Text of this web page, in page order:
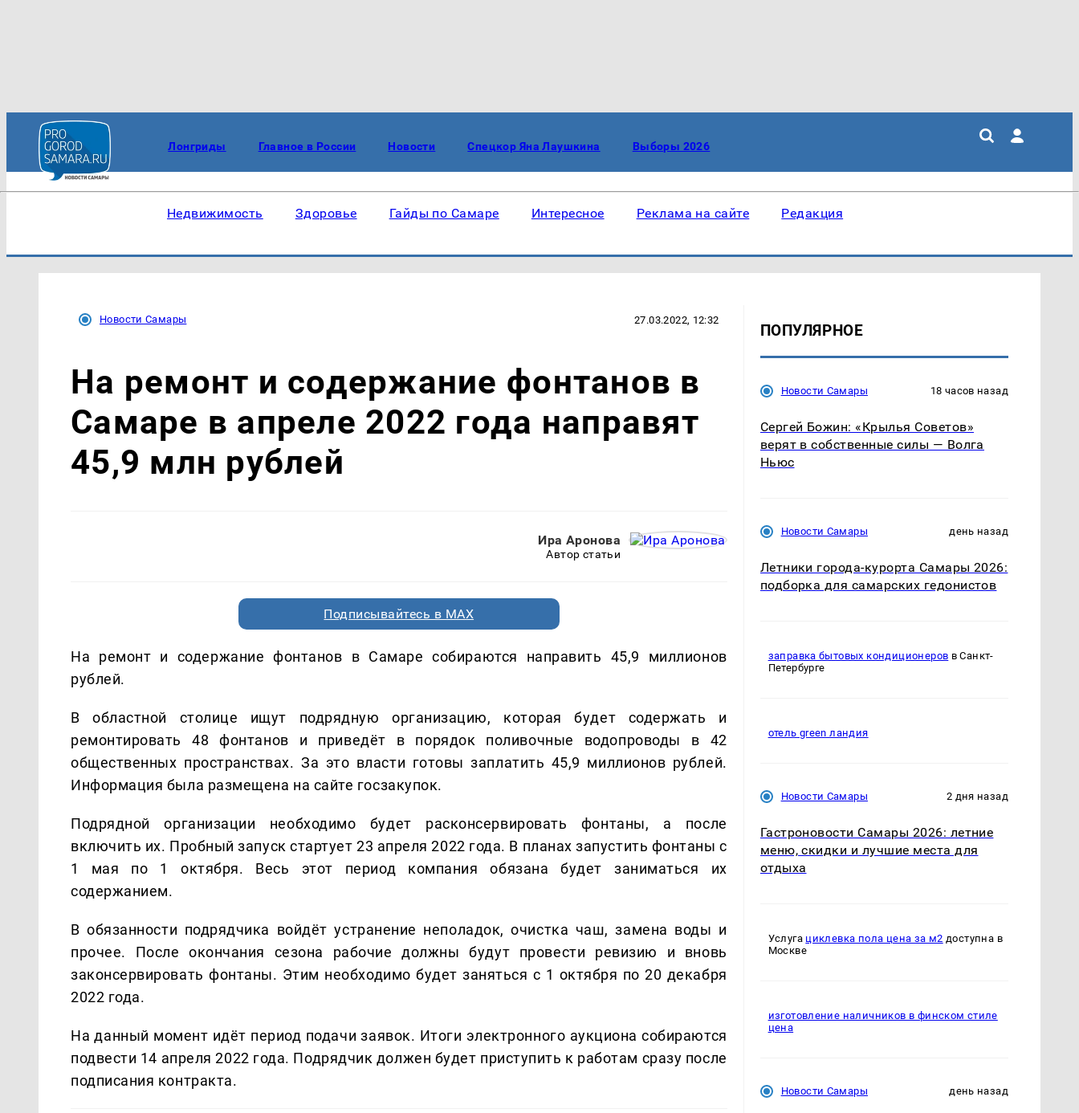
Лонгриды Главное в России Новости Спецкор Яна Лаушкина Выборы 2026
Недвижимость Здоровье Гайды по Самаре Интересное Реклама на сайте Редакция
Новости Самары 27.03.2022, 12:32
На ремонт и содержание фонтанов в
Самаре в апреле 2022 года направят
45,9 млн рублей
Ира Аронова
Автор статьи
Подписывайтесь в MAX
На ремонт и содержание фонтанов в Самаре собираются направить 45,9 миллионов
рублей.
В областной столице ищут подрядную организацию, которая будет содержать и
ремонтировать 48 фонтанов и приведёт в порядок поливочные водопроводы в 42
общественных пространствах. За это власти готовы заплатить 45,9 миллионов рублей.
Информация была размещена на сайте госзакупок.
Подрядной организации необходимо будет расконсервировать фонтаны, а после
включить их. Пробный запуск стартует 23 апреля 2022 года. В планах запустить фонтаны с
1 мая по 1 октября. Весь этот период компания обязана будет заниматься их
содержанием.
В обязанности подрядчика войдёт устранение неполадок, очистка чаш, замена воды и
прочее. После окончания сезона рабочие должны будут провести ревизию и вновь
законсервировать фонтаны. Этим необходимо будет заняться с 1 октября по 20 декабря
2022 года.
На данный момент идёт период подачи заявок. Итоги электронного аукциона собираются
подвести 14 апреля 2022 года. Подрядчик должен будет приступить к работам сразу после
подписания контракта.
ПОПУЛЯРНОЕ
Новости Самары 18 часов назад
Сергей Божин: «Крылья Советов»
верят в собственные силы — Волга
Ньюс
Новости Самары день назад
Летники города-курорта Самары 2026:
подборка для самарских гедонистов
заправка бытовых кондиционеров в Санкт-
Петербурге
отель green ландия
Новости Самары 2 дня назад
Гастроновости Самары 2026: летние
меню, скидки и лучшие места для
отдыха
Услуга циклевка пола цена за м2 доступна в
Москве
изготовление наличников в финском стиле
цена
Новости Самары день назад